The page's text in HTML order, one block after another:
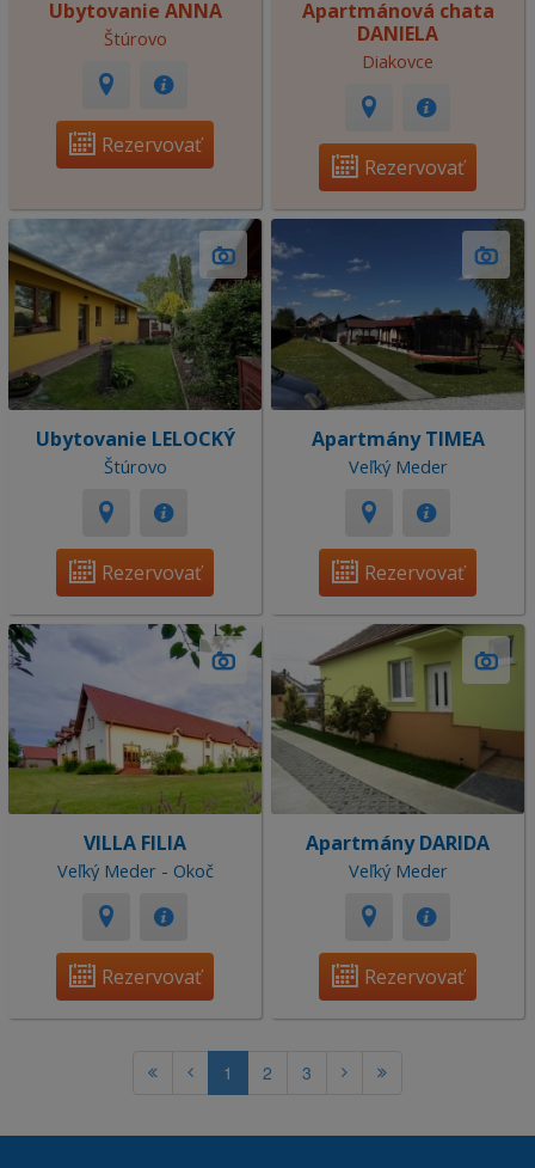
Ubytovanie ANNA
Štúrovo
Rezervovať
Apartmánová chata
DANIELA
Diakovce
Rezervovať
Ubytovanie LELOCKÝ
Štúrovo
Rezervovať
Apartmány TIMEA
Veľký Meder
Rezervovať
VILLA FILIA
Veľký Meder - Okoč
Rezervovať
Apartmány DARIDA
Veľký Meder
Rezervovať
1 2 3